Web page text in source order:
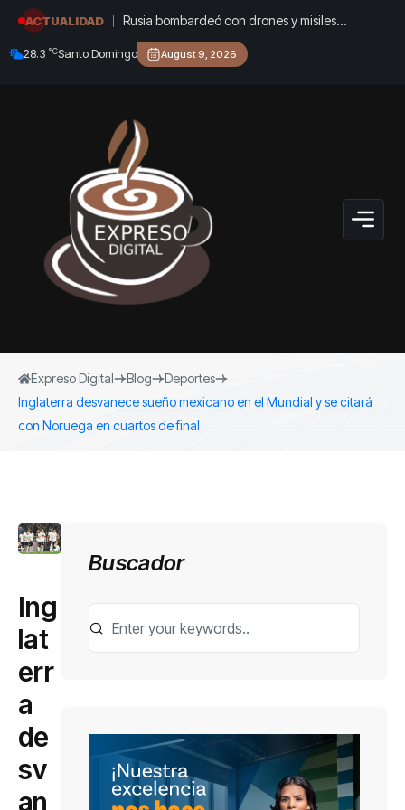
ACTUALIDAD
Rusia bombardeó con drones y misiles
balísticos infraestructura civil en Kiev: al menos
tres muertos y siete heridos
28.3 °CSanto Domingo August 9, 2026
Expreso Digital Blog
Deportes
Inglaterra desvanece sueño mexicano en el Mundial y se citará
con Noruega en cuartos de final
Ing
lat
err
a
de
sv
an
Buscador